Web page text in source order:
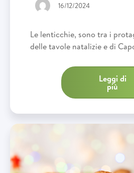
16/12/2024
Le lenticchie, sono tra i
delle tavole natalizie e di
Leggi di
più